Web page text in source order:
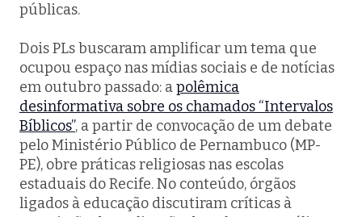
públicas.
Dois PLs buscaram amplificar um tema que
ocupou espaço nas mídias sociais e de notícias
em outubro passado: apolêmica
desinformativa sobre os chamados “Intervalos
Bíblicos”, a partir de convocação de um debate
pelo Ministério Público de Pernambuco (MP-
PE), obre práticas religiosas nas escolas
estaduais do Recife. No conteúdo, órgãos
ligados à educação discutiram críticas à